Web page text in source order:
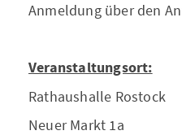
Anmeldung über den
Veranstaltungsort:
Rathaushalle Rostock
Neuer Markt 1a